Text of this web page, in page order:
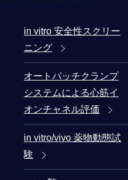
in vitro 安全性スクリー
ニング
オートパッチクランプ
システムによる心筋イ
オンチャネル評価
in vitro/vivo 薬物動態試
験